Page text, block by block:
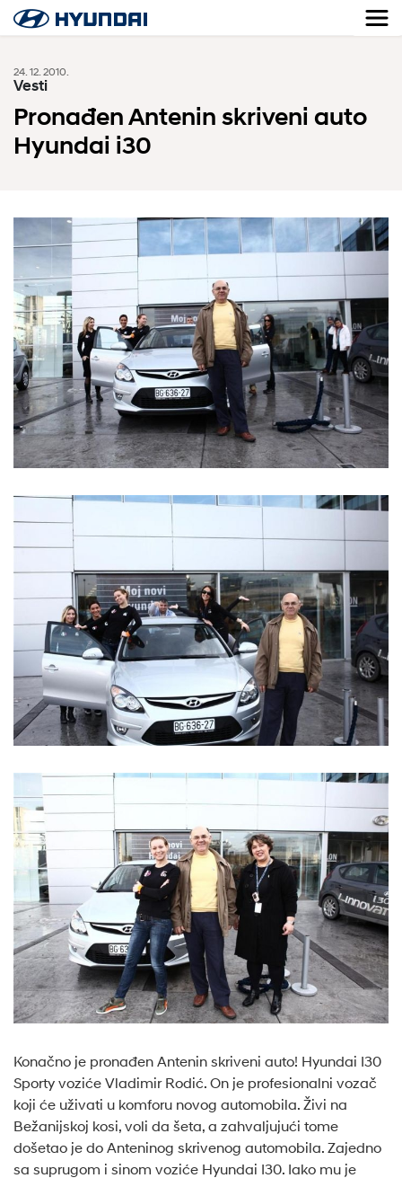
24. 12. 2010.
Vesti
Pronađen Antenin skriveni auto
Hyundai i30
Konačno je pronađen Antenin skriveni auto! Hyundai I30
Sporty voziće Vladimir Rodić. On je profesionalni vozač
koji će uživati u komforu novog automobila. Živi na
Bežanijskoj kosi, voli da šeta, a zahvaljujući tome
došetao je do Anteninog skrivenog automobila. Zajedno
sa suprugom i sinom voziće Hyundai I30. Iako mu je